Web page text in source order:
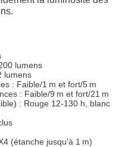
lumens
lumens
: Faible/1 m et fort/5 m
: Faible/9 m et fort/21 m
: Rouge 12-130 h, blanc
(étanche jusqu'à 1 m)